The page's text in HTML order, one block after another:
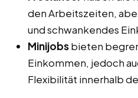
den Arbeitszeiten,
und schwankendes
Minijobsbieten
Einkommen, jedoch
Flexibilität innerhalb